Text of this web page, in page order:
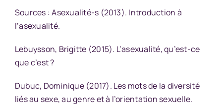
Sources : Asexualité-s (2013). Introduction à
l’asexualité.
Lebuysson, Brigitte (2015). L’asexualité, qu’est-ce
que c’est ?
Dubuc, Dominique (2017). Les mots de la diversité
liés au sexe, au genre et à l’orientation sexuelle.